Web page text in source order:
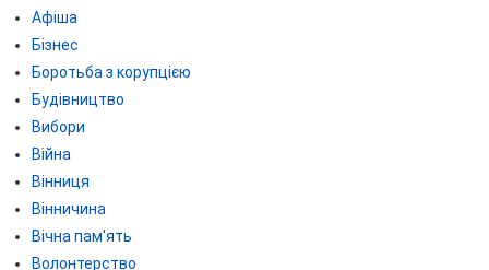
Афіша
Бізнес
Боротьба з корупцією
Будівництво
Вибори
Війна
Вінниця
Вінничина
Вічна пам'ять
Волонтерство